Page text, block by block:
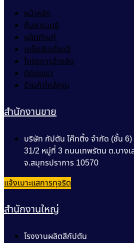
หน้าหลัก
ค้นหาเฉดสี
ผลิตภัณฑ์
เคล็ดลับเรื่องสี
โครงการอ้างอิง
ติดต่อเรา
ร้านค้าใกล้คุณ
สำนักงานขาย
บริษัท กัปตัน โค๊ทติ้ง จำกัด (ชั้น 6)
31/2 หมู่ที่ 3 ถนนเทพรัตน ต.บางเ
จ.สมุทรปราการ 10570
แจ้งเบาะแสการทุจริต
สำนักงานใหญ่
โรงงานผลิตสีกัปตัน